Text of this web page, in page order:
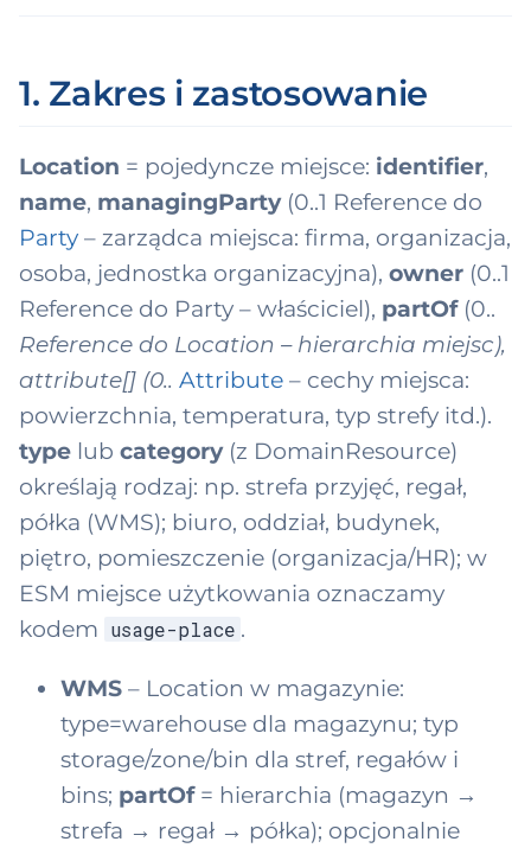
n
1. Zakres i zastosowanie
Location = pojedyncze miejsce: identifier,
name, managingParty(0..1 Reference do
Party – zarządca miejsca: firma, organizacja,
osoba, jednostka organizacyjna), owner (0..1
Reference do Party – właściciel), partOf(0..
Reference do Location – hierarchia miejsc),
attribute[] (0.. Attribute – cechy miejsca:
powierzchnia, temperatura, typ strefy itd.).
type lub category(z DomainResource)
określają rodzaj: np. strefa przyjęć, regał,
półka (WMS); biuro, oddział, budynek,
piętro, pomieszczenie (organizacja/HR); w
ESM miejsce użytkowania oznaczamy
kodem usage-place .
WMS – Location w magazynie:
type=warehouse dla magazynu; typ
storage/zone/bin dla stref, regałów i
bins; partOf= hierarchia (magazyn →
strefa → regał → półka); opcjonalnie